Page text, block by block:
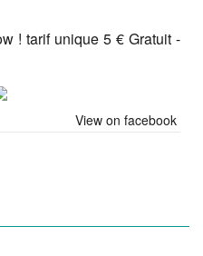
! tarif unique 5 € Gratuit -
View on facebook